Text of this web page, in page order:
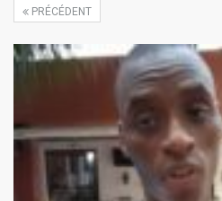
PRÉCÉDENT